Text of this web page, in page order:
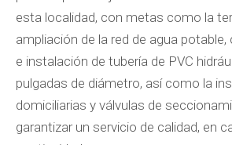
esta localidad, con metas como la
ampliación de la red de agua
e instalación de tubería de PVC
pulgadas de diámetro, así como la
domiciliarias y válvulas de
garantizar un servicio de calidad, en